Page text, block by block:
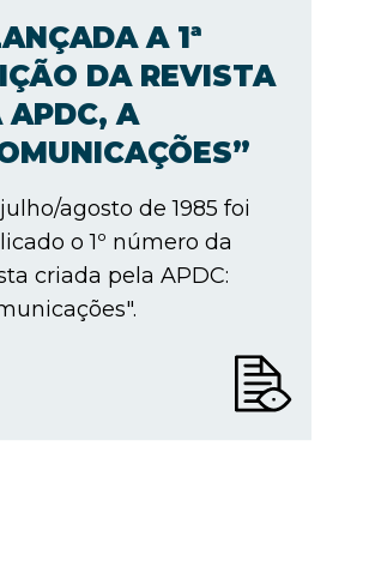
A 1ª
DA REVISTA
APDC, A
agosto de 1985 foi
o 1º número da
criada pela APDC: